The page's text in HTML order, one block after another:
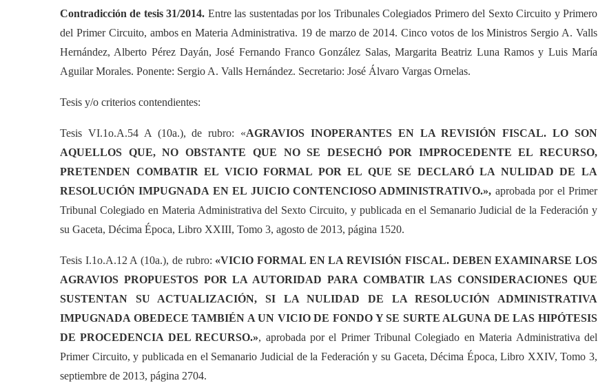
Contradicción de tesis 31/2014. Entre las sustentadas por los Tribunales Colegiados Primero del Sexto Circuito y Primero
del Primer Circuito, ambos en Materia Administrativa. 19 de marzo de 2014. Cinco votos de los Ministros Sergio A. Valls
Hernández, Alberto Pérez Dayán, José Fernando Franco González Salas, Margarita Beatriz Luna Ramos y Luis María
Aguilar Morales. Ponente: Sergio A. Valls Hernández. Secretario: José Álvaro Vargas Ornelas.
Tesis y/o criterios contendientes:
Tesis VI.1o.A.54 A (10a.), de rubro: «AGRAVIOS INOPERANTES EN LA REVISIÓN FISCAL. LO SON
AQUELLOS QUE, NO OBSTANTE QUE NO SE DESECHÓ POR IMPROCEDENTE EL RECURSO,
PRETENDEN COMBATIR EL VICIO FORMAL POR EL QUE SE DECLARÓ LA NULIDAD DE LA
RESOLUCIÓN IMPUGNADA EN EL JUICIO CONTENCIOSO ADMINISTRATIVO.», aprobada por el Primer
Tribunal Colegiado en Materia Administrativa del Sexto Circuito, y publicada en el Semanario Judicial de la Federación y
su Gaceta, Décima Época, Libro XXIII, Tomo 3, agosto de 2013, página 1520.
Tesis I.1o.A.12 A (10a.), de rubro: «VICIO FORMAL EN LA REVISIÓN FISCAL. DEBEN EXAMINARSE LOS
AGRAVIOS PROPUESTOS POR LA AUTORIDAD PARA COMBATIR LAS CONSIDERACIONES QUE
SUSTENTAN SU ACTUALIZACIÓN, SI LA NULIDAD DE LA RESOLUCIÓN ADMINISTRATIVA
IMPUGNADA OBEDECE TAMBIÉN A UN VICIO DE FONDO Y SE SURTE ALGUNA DE LAS HIPÓTESIS
DE PROCEDENCIA DEL RECURSO.», aprobada por el Primer Tribunal Colegiado en Materia Administrativa del
Primer Circuito, y publicada en el Semanario Judicial de la Federación y su Gaceta, Décima Época, Libro XXIV, Tomo 3,
septiembre de 2013, página 2704.